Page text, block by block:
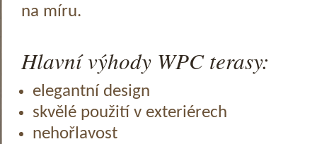
na míru.
Hlavní výhody WPC terasy:
elegantní design
skvělé použití v exteriérech
nehořlavost